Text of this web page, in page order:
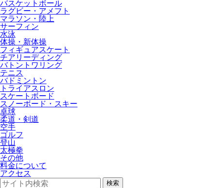
バスケットボール
ラグビー・アメフト
マラソン・陸上
サーフィン
水泳
体操・新体操
フィギュアスケート
チアリーディング
バトントワリング
テニス
バドミントン
トライアスロン
スケートボード
スノーボード・スキー
卓球
柔道・剣道
空手
ゴルフ
登山
太極拳
その他
料金について
アクセス
検索